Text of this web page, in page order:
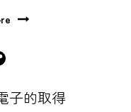
子的取得